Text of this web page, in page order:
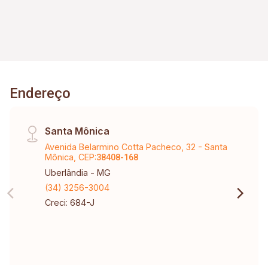
Endereço
Santa Mônica
Avenida Belarmino Cotta Pacheco, 32 - Santa
Mônica, CEP:38408-168
Uberlândia - MG
(34) 3256-3004
Creci: 684-J